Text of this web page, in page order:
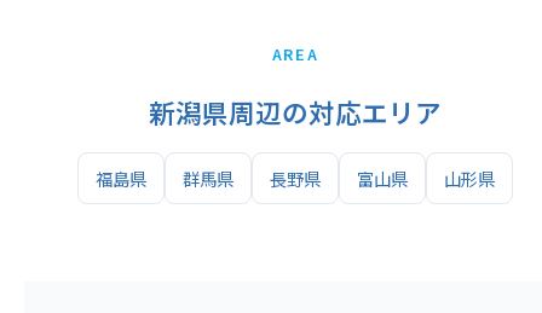
AREA
新潟県周辺の対応エリア
福島県 群馬県 長野県 富山県 山形県